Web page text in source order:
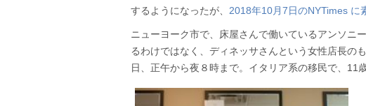
するようになったが、 2018年10月7日のNYTimes に
ニューヨーク市で、床屋さんで働いているアンソニ
るわけではなく、ディネッサさんという女性店長の
日、正午から夜８時まで。イタリア系の移民で、11